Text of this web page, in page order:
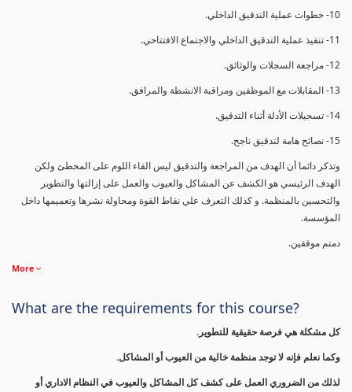
10- خطوات عملية التدقيق الداخلي.
11- تنفيذ عملية التدقيق الداخلي والاجتماع الافتتاحي.
12- مراجعة السجلات والوثائق.
13- المقابلات مع الموظفين ومراقبة الانشطة والمرافق.
14- تسجيلات الأدلة أثناء التدقيق.
15- نصائح هامة لتدقيق ناجح.
وتذكر دائما أن الهدف من المراجعة والتدقيق ليس القاء اللوم على المخطئ ولكن
الهدف الرئيسي هو الكشف عن المشاكل والعيوب والعمل على إزالتها والتطوير
والتحسين بالمنظمة. و كذلك التعرف علي نقاط القوة ومحاولة نشرها وتعميمها داخل
المؤسسة.
دمتم موفقين.
More
What are the requirements for this course?
كل مشكلة هي فرصة حقيقية للتطوير.
وكما نعلم فإنه لا توجد منظمة خالية من العيوب أو المشاكل.
لذلك من الضروري العمل على كشف كل المشاكل والعيوب في النظام الاداري أو